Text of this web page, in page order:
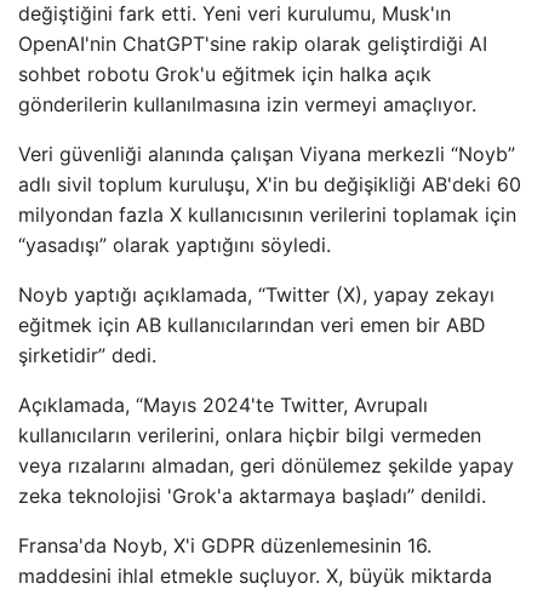
değiştiğini fark etti. Yeni veri kurulumu, Musk'ın
OpenAI'nin ChatGPT'sine rakip olarak geliştirdiği AI
sohbet robotu Grok'u eğitmek için halka açık
gönderilerin kullanılmasına izin vermeyi amaçlıyor.
Veri güvenliği alanında çalışan Viyana merkezli “Noyb”
adlı sivil toplum kuruluşu, X'in bu değişikliği AB'deki 60
milyondan fazla X kullanıcısının verilerini toplamak için
“yasadışı” olarak yaptığını söyledi.
Noyb yaptığı açıklamada, “Twitter (X), yapay zekayı
eğitmek için AB kullanıcılarından veri emen bir ABD
şirketidir” dedi.
Açıklamada, “Mayıs 2024'te Twitter, Avrupalı ​​
kullanıcıların verilerini, onlara hiçbir bilgi vermeden
veya rızalarını almadan, geri dönülemez şekilde yapay
zeka teknolojisi 'Grok'a aktarmaya başladı” denildi.
Fransa'da Noyb, X'i GDPR düzenlemesinin 16.
maddesini ihlal etmekle suçluyor. X, büyük miktarda